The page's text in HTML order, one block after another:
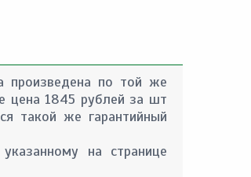
произведена по той же
цена 1845 рублей за шт
такой же гарантийный
на странице